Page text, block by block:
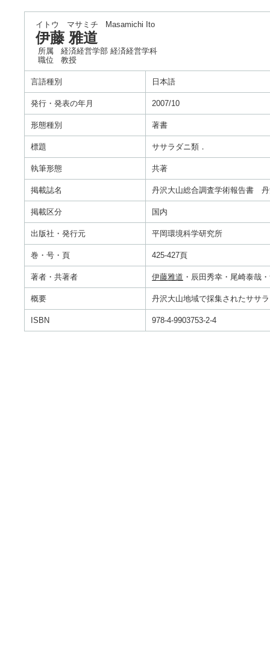
イトウ マサミチ Masamichi Ito
伊藤 雅道
所属
経済経営学部 経済経営学科
職位
教授
言語種別 日本語
発行・発表の年月 2007/10
形態種別 著書
標題 ササラダニ類．
執筆形態 共著
掲載誌名 丹沢大山総合調査学術報告書
掲載区分 国内
出版社・発行元 平岡環境科学研究所
巻・号・頁 425-427頁
著者・共著者 伊藤雅道 ・辰田秀幸・尾崎泰哉
概要 丹沢大山地域で採集されたササ
ISBN 978-4-9903753-2-4